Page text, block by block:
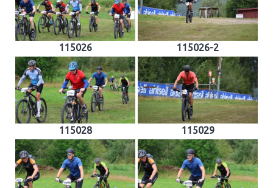
115026 115026-2
115028 115029